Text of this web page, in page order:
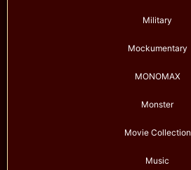
Military
Mockumentary
MONOMAX
Monster
Movie Collection
Music